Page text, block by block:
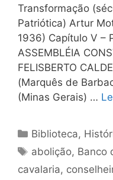
Transformação
Patriótica) Artur
1936) Capítulo V –
ASSEMBLÉIA
FELISBERTO
(Marquês de
(Minas Gerais) …
Categorias
Biblioteca,
Tags
abolição, Banco
cavalaria,